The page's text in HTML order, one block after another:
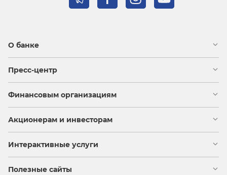
О банке
Пресс-центр
Финансовым организациям
Акционерам и инвесторам
Интерактивные услуги
Полезные сайты